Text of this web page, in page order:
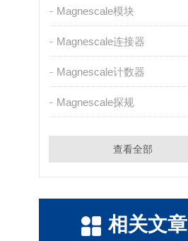
Magnescale模块
Magnescale连接器
Magnescale计数器
Magnescale探规
查看全部
相关文章